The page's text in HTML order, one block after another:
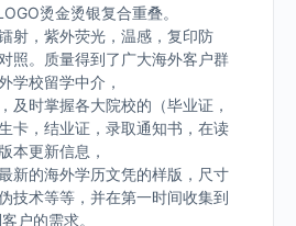
烫金烫银复合重叠。
射，紫外荧光，温感，复印防
照。质量得到了广大海外客户群
学校留学中介，
及时掌握各大院校的（毕业证，
卡，结业证，录取通知书，在读
本更新信息，
新的海外学历文凭的样版，尺寸
技术等等，并在第一时间收集到
户的需求。